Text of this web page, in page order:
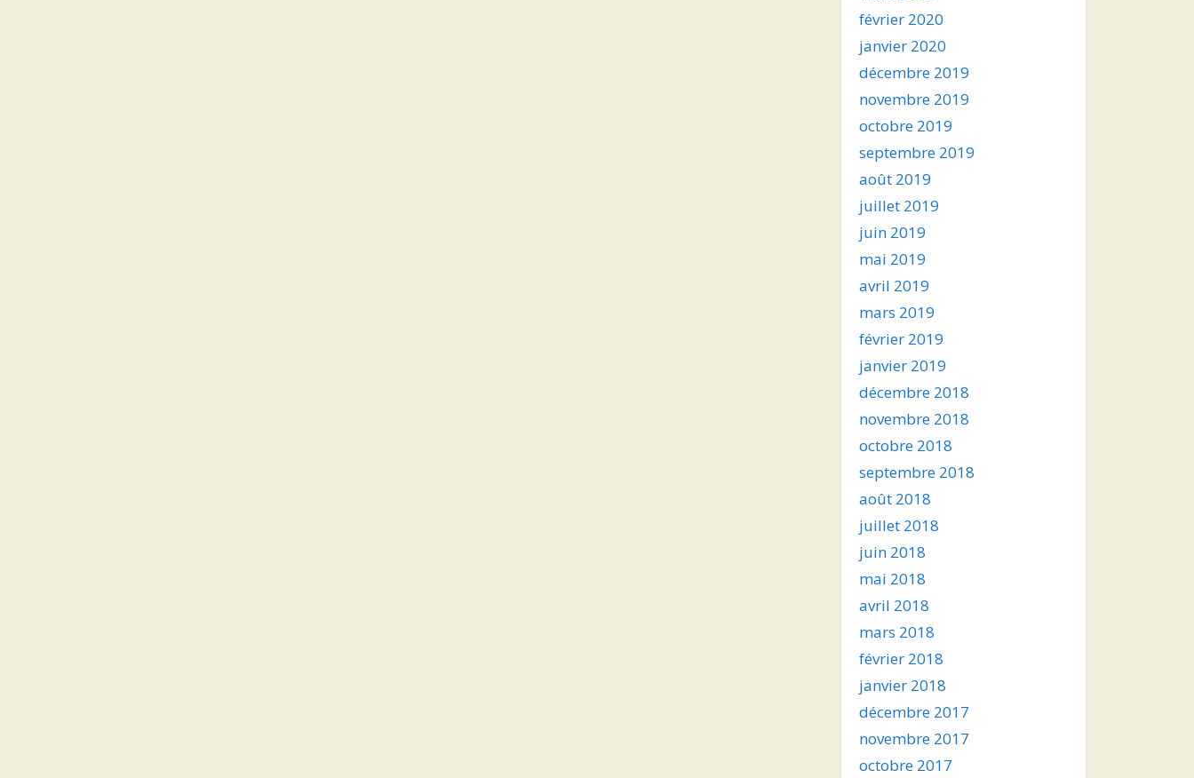
février 2020
janvier 2020
décembre 2019
novembre 2019
octobre 2019
septembre 2019
août 2019
juillet 2019
juin 2019
mai 2019
avril 2019
mars 2019
février 2019
janvier 2019
décembre 2018
novembre 2018
octobre 2018
septembre 2018
août 2018
juillet 2018
juin 2018
mai 2018
avril 2018
mars 2018
février 2018
janvier 2018
décembre 2017
novembre 2017
octobre 2017